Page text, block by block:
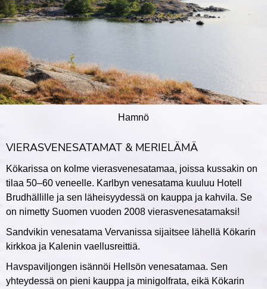
Hamnö
VIERASVENESATAMAT & MERIELÄMÄ
Kökarissa on kolme vierasvenesatamaa, joissa kussakin on
tilaa 50–60 veneelle. Karlbyn venesatama kuuluu Hotell
Brudhällille ja sen läheisyydessä on kauppa ja kahvila. Se
on nimetty Suomen vuoden 2008 vierasvenesatamaksi!
Sandvikin venesatama Vervanissa sijaitsee lähellä Kökarin
kirkkoa ja Kalenin vaellusreittiä.
Havspaviljongen isännöi Hellsön venesatamaa. Sen
yhteydessä on pieni kauppa ja minigolfrata, eikä Kökarin